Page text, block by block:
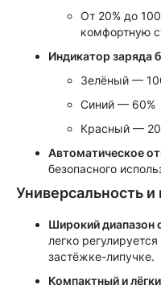
От 20% до
комфортную
Индикатор заряда
Зелёный —
Синий — 60%
Красный —
Автоматическое
безопасного
Универсальность
Широкий диапазон
легко
застёжке-липучке.
Компактный и